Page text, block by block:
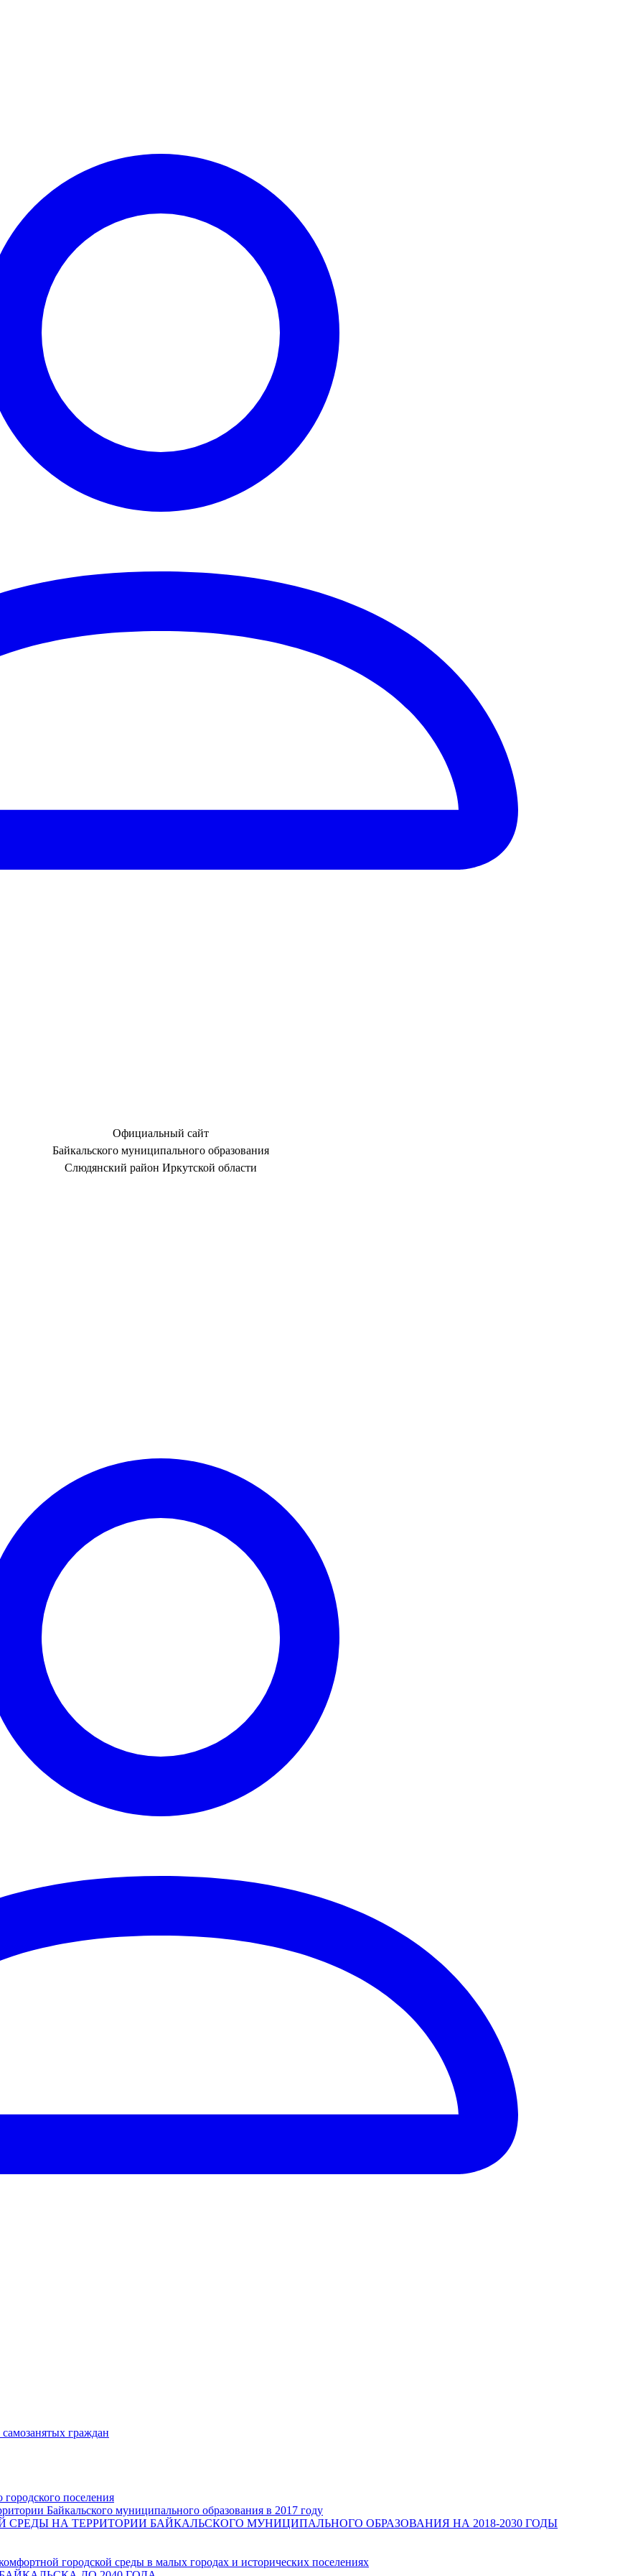
Официальный сайт
Байкальского муниципального образования
Слюдянский район Иркутской области
граждан
поселения
Байкальского муниципального образования в 2017 году
НА ТЕРРИТОРИИ БАЙКАЛЬСКОГО МУНИЦИПАЛЬНОГО ОБРАЗОВАНИЯ НА 2018-2030 ГОДЫ
городской среды в малых городах и исторических поселениях